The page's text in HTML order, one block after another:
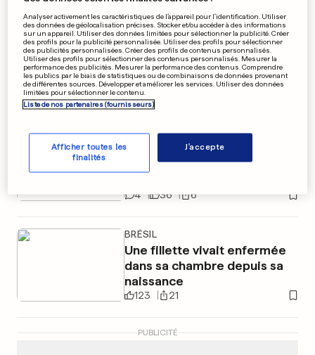
EN PHOTOS
AU LUXEMBOURG
«La seule garantie que le droit
à l'IVG ne soit pas restreint»
4 80 5
FRANCE
Lecornu renonce à la
suppression de deux jours
4 36 6
BRÉSIL
Une fillette vivait enfermée
dans sa chambre depuis sa
naissance
123 21
PUBLICITÉ
Analyser activement les caractéristiques de l’appareil pour l’identification. Utiliser
des données de géolocalisation précises. Stocker et/ou accéder à des informations
sur un appareil. Utiliser des données limitées pour sélectionner la publicité. Créer
des profils pour la publicité personnalisée. Utiliser des profils pour sélectionner
des publicités personnalisées. Créer des profils de contenus personnalisés.
Utiliser des profils pour sélectionner des contenus personnalisés. Mesurer la
performance des publicités. Mesurer la performance des contenus. Comprendre
les publics par le biais de statistiques ou de combinaisons de données provenant
de différentes sources. Développer et améliorer les services. Utiliser des données
limitées pour sélectionner le contenu.
Liste de nos partenaires (fournisseurs)
Afficher toutes les
finalités
J'accepte